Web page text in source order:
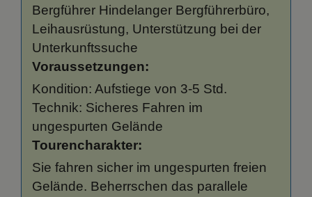
Bergführer Hindelanger Bergführerbüro,
Leihausrüstung, Unterstützung bei der
Unterkunftssuche
Voraussetzungen:
Kondition: Aufstiege von 3-5 Std.
Technik: Sicheres Fahren im
ungespurten Gelände
Tourencharakter:
Sie fahren sicher im ungespurten freien
Gelände. Beherrschen das parallele